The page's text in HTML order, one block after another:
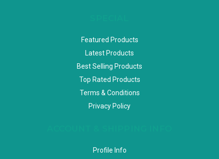
Featured Products
Latest Products
Best Selling Products
Top Rated Products
Terms & Conditions
Privacy Policy
Profile Info